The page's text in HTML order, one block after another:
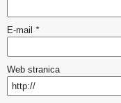
E-mail *
Web stranica